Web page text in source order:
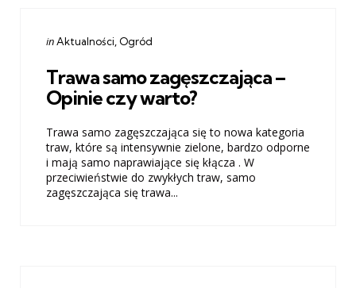
Categories
Posted
inAktualności Ogród
Trawa samo zagęszczająca –
Opinie czy warto?
Trawa samo zagęszczająca się to nowa kategoria
traw, które są intensywnie zielone, bardzo odporne
i mają samo naprawiające się kłącza . W
przeciwieństwie do zwykłych traw, samo
zagęszczająca się trawa...